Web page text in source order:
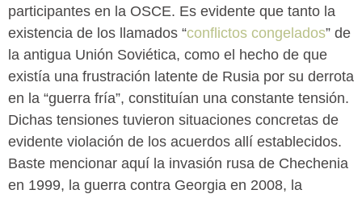
participantes en la OSCE. Es evidente que tanto la
existencia de los llamados “conflictos congelados” de
la antigua Unión Soviética, como el hecho de que
existía una frustración latente de Rusia por su derrota
en la “guerra fría”, constituían una constante tensión.
Dichas tensiones tuvieron situaciones concretas de
evidente violación de los acuerdos allí establecidos.
Baste mencionar aquí la invasión rusa de Chechenia
en 1999, la guerra contra Georgia en 2008, la